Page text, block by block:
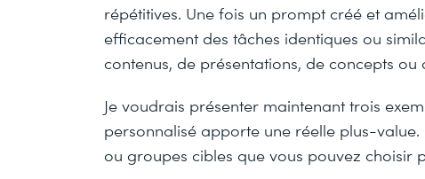
répétitives. Une fois un prompt créé et
efficacement des tâches identiques ou
contenus, de présentations, de concepts ou
Je voudrais présenter maintenant trois
personnalisé apporte une réelle plus-
ou groupes cibles que vous pouvez choisir